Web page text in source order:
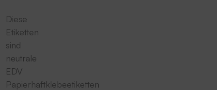
Diese
Etiketten
sind
neutrale
EDV
Papierhaftklebeetiketten